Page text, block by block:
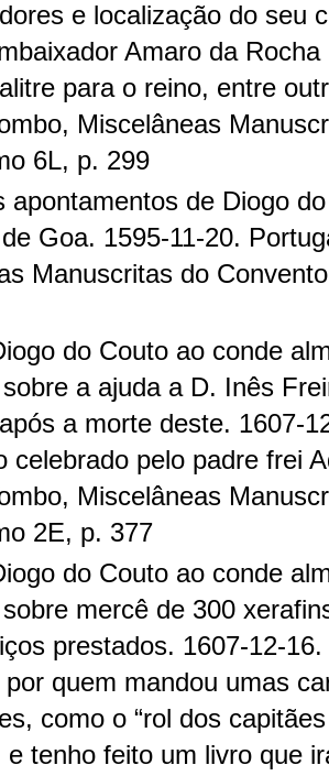
e localização do seu
Amaro da
para o reino, entre
Miscelâneas
6L, p. 299
apontamentos de Diogo
Goa. 1595-11-20.
Manuscritas do
do Couto ao conde
a ajuda a D. Inês
a morte deste. 1607-
celebrado pelo padre frei
Miscelâneas
2E, p. 377
do Couto ao conde
mercê de 300
prestados. 1607-12-
quem mandou umas
como o “rol dos
e tenho feito um livro que